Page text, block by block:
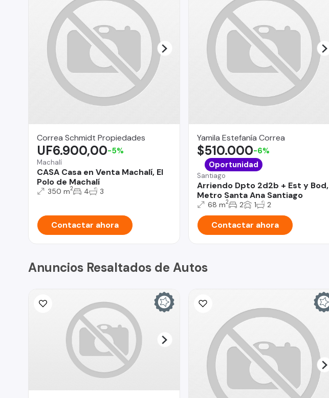
Correa Schmidt Propiedades
Machalí
CASA Casa en Venta Machalí, El
Polo de Machalí
UF6.900,00-5%
350 m2 4 3
Contactar ahora
Yamila Estefanía Correa
Santiago
Arriendo Dpto 2d2b + Est y Bod,
Metro Santa Ana Santiago
$510.000-6%
Oportunidad
68 m2 2 1 2
Contactar ahora
Anuncios Resaltados de Autos